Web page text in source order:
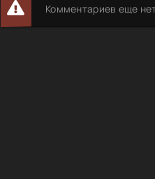
Комментариев еще